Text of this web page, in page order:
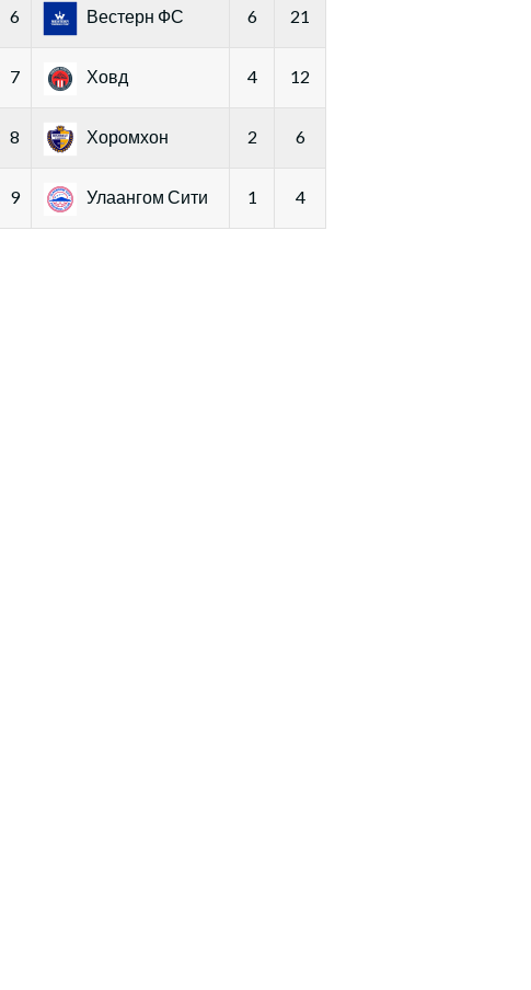
6 Вестерн ФС 6 21
7 Ховд 4 12
8 Хоромхон 2 6
9 Улаангом Сити 1 4